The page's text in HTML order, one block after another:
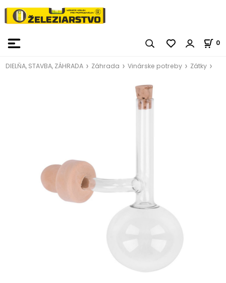
0
DIELŇA, STAVBA, ZÁHRADA Záhrada Vinárske potreby Zátky